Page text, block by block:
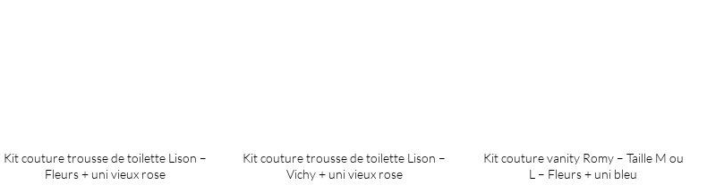
Kit couture trousse de toilette Lison –
Fleurs + uni vieux rose
Kit couture trousse de toilette Lison –
Vichy + uni vieux rose
Kit couture vanity Romy – Taille M ou
L – Fleurs + uni bleu